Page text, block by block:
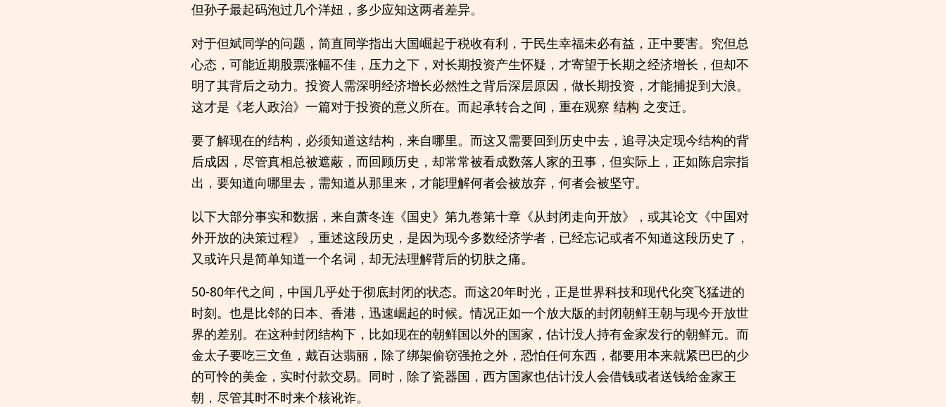
但孙子最起码泡过几个洋妞，多少应知这两者差异。
对于但斌同学的问题，简直同学指出大国崛起于税收有利，于民生幸福未必有益，正中要害。究但总
心态，可能近期股票涨幅不佳，压力之下，对长期投资产生怀疑，才寄望于长期之经济增长，但却不
明了其背后之动力。投资人需深明经济增长必然性之背后深层原因，做长期投资，才能捕捉到大浪。
这才是《老人政治》一篇对于投资的意义所在。而起承转合之间，重在观察 结构 之变迁。
要了解现在的结构，必须知道这结构，来自哪里。而这又需要回到历史中去，追寻决定现今结构的背
后成因，尽管真相总被遮蔽，而回顾历史，却常常被看成数落人家的丑事，但实际上，正如陈启宗指
出，要知道向哪里去，需知道从那里来，才能理解何者会被放弃，何者会被坚守。
以下大部分事实和数据，来自萧冬连《国史》第九卷第十章《从封闭走向开放》，或其论文《中国对
外开放的决策过程》，重述这段历史，是因为现今多数经济学者，已经忘记或者不知道这段历史了，
又或许只是简单知道一个名词，却无法理解背后的切肤之痛。
50-80年代之间，中国几乎处于彻底封闭的状态。而这20年时光，正是世界科技和现代化突飞猛进的
时刻。也是比邻的日本、香港，迅速崛起的时候。情况正如一个放大版的封闭朝鲜王朝与现今开放世
界的差别。在这种封闭结构下，比如现在的朝鲜国以外的国家，估计没人持有金家发行的朝鲜元。而
金太子要吃三文鱼，戴百达翡丽，除了绑架偷窃强抢之外，恐怕任何东西，都要用本来就紧巴巴的少
的可怜的美金，实时付款交易。同时，除了瓷器国，西方国家也估计没人会借钱或者送钱给金家王
朝，尽管其时不时来个核讹诈。